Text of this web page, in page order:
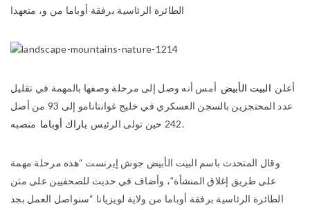
الطائرة الرئاسية برفقة أوباما من و، متعهدا
أعلن البيت الأبيض أمس أنه وصل إلى مرحلة وصفها بالمهمة في تقليل
عدد المحتجزين بالسجن العسكري في خليج غوانتانامو إلى 93 من أصل
242 حين تولى الرئيس
باراك أوباما منصبه.
وقال المتحدث باسم البيت الأبيض جوش إيرنست “هذه مرحلة مهمة
على طريق إغلاق المنشأة”، وأضاف في حديث للصحفيين على متن
الطائرة الرئاسية برفقة أوباما من ولاية لويزيانا “سنواصل العمل بجد